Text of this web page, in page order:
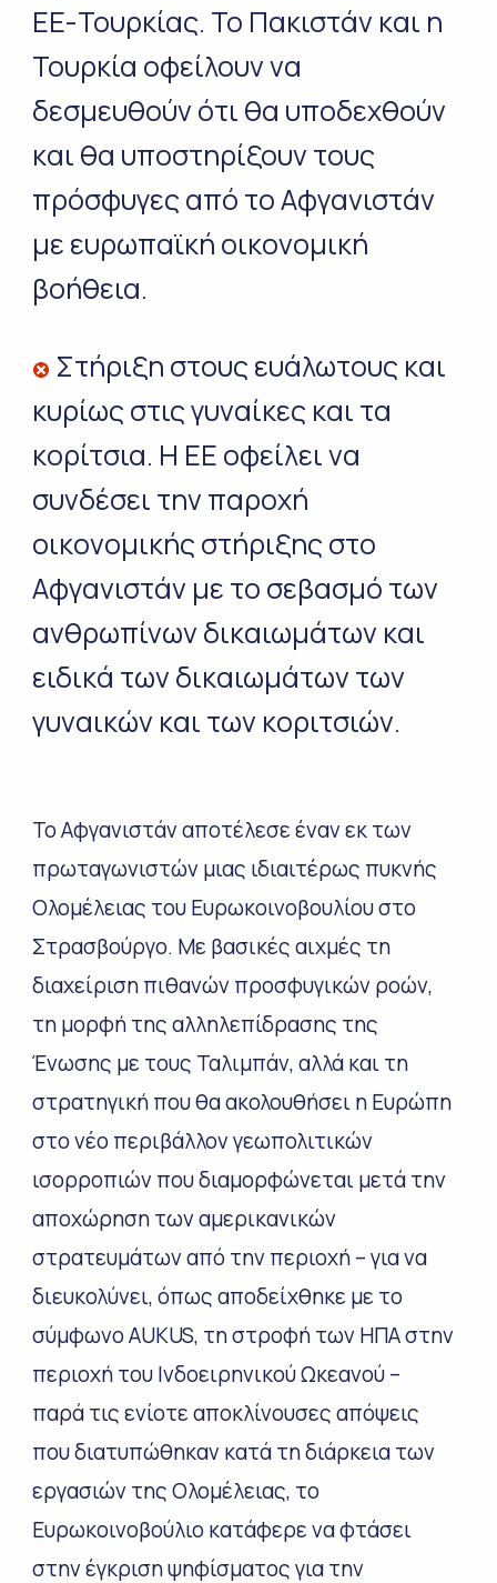
ΕΕ-Τουρκίας. Το Πακιστάν και η
Τουρκία οφείλουν να
δεσμευθούν ότι θα υποδεχθούν
και θα υποστηρίξουν τους
πρόσφυγες από το Αφγανιστάν
με ευρωπαϊκή οικονομική
βοήθεια.
Στήριξη στους ευάλωτους και
κυρίως στις γυναίκες και τα
κορίτσια. Η ΕΕ οφείλει να
συνδέσει την παροχή
οικονομικής στήριξης στο
Αφγανιστάν με το σεβασμό των
ανθρωπίνων δικαιωμάτων και
ειδικά των δικαιωμάτων των
γυναικών και των κοριτσιών.
Το Αφγανιστάν αποτέλεσε έναν εκ των
πρωταγωνιστών μιας ιδιαιτέρως πυκνής
Ολομέλειας του Ευρωκοινοβουλίου στο
Στρασβούργο. Με βασικές αιχμές τη
διαχείριση πιθανών προσφυγικών ροών,
τη μορφή της αλληλεπίδρασης της
Ένωσης με τους Ταλιμπάν, αλλά και τη
στρατηγική που θα ακολουθήσει η Ευρώπη
στο νέο περιβάλλον γεωπολιτικών
ισορροπιών που διαμορφώνεται μετά την
αποχώρηση των αμερικανικών
στρατευμάτων από την περιοχή – για να
διευκολύνει, όπως αποδείχθηκε με το
σύμφωνο AUKUS, τη στροφή των ΗΠΑ στην
περιοχή του Ινδοειρηνικού Ωκεανού –
παρά τις ενίοτε αποκλίνουσες απόψεις
που διατυπώθηκαν κατά τη διάρκεια των
εργασιών της Ολομέλειας, το
Ευρωκοινοβούλιο κατάφερε να φτάσει
στην έγκριση ψηφίσματος για την